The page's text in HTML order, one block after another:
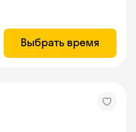
Выбрать время